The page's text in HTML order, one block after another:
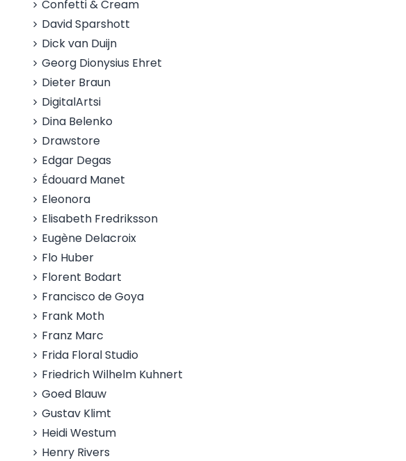
Confetti & Cream
David Sparshott
Dick van Duijn
Georg Dionysius Ehret
Dieter Braun
DigitalArtsi
Dina Belenko
Drawstore
Edgar Degas
Édouard Manet
Eleonora
Elisabeth Fredriksson
Eugène Delacroix
Flo Huber
Florent Bodart
Francisco de Goya
Frank Moth
Franz Marc
Frida Floral Studio
Friedrich Wilhelm Kuhnert
Goed Blauw
Gustav Klimt
Heidi Westum
Henry Rivers